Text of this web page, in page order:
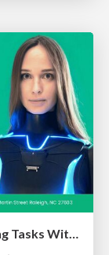
Kristin Tynski - Automating Marketing Tasks With AI